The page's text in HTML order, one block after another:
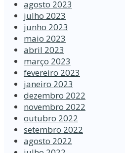
agosto 2023
julho 2023
junho 2023
maio 2023
abril 2023
março 2023
fevereiro 2023
janeiro 2023
dezembro 2022
novembro 2022
outubro 2022
setembro 2022
agosto 2022